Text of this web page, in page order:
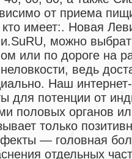
от приема
имеет:. Новая
можно
или по дороге на
ведь
Наш интернет-
для потенции от
половых органов
только
— головная
отдельных